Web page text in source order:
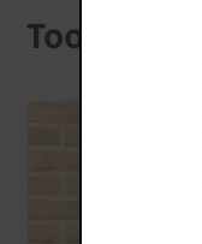
Tools